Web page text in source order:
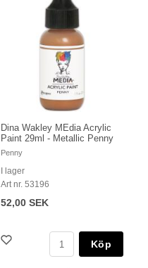
Dina Wakley MEdia Acrylic
Paint 29ml - Metallic Penny
Penny
I lager
Art nr. 53196
52,00 SEK
Köp